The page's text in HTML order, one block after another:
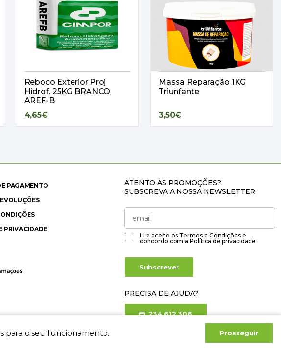
Reboco Exterior Proj
Hidrof. 25KG BRANCO
AREF-B
4,65€
Massa Reparação 1KG
Triunfante
3,50€
para o seu funcionamento. Prosseguir
PAGAMENTO
PRIVACIDADE
ATENTO ÀS PROMOÇÕES?
SUBSCREVA A NOSSA NEWSLETTER
Li e aceito os Termos e Condições e
concordo com a Política de privacidade
Subscrever
PRECISA DE AJUDA?
234 612 306